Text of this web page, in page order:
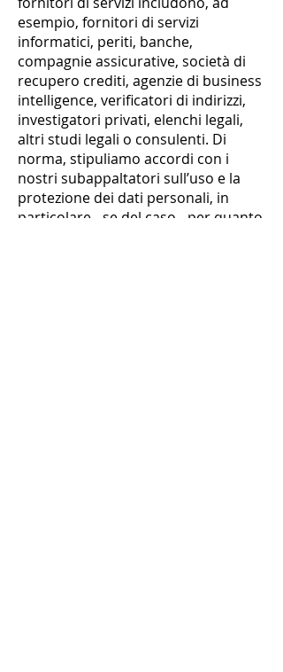
esempio, fornitori di servizi
informatici, periti, banche,
compagnie assicurative, società di
recupero crediti, agenzie di business
intelligence, verificatori di indirizzi,
investigatori privati, elenchi legali,
altri studi legali o consulenti. Di
norma, stipuliamo accordi con i
nostri subappaltatori sull’uso e la
protezione dei dati personali, in
particolare - se del caso - per quanto